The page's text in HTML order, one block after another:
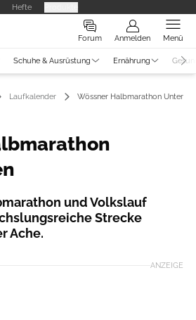
Hefte
Forum Anmelden Menü
Schuhe & Ausrüstung Ernährung
Laufkalender Wössner Halbmarathon
und Volkslauf
Strecke
Ache.
ANZEIGE